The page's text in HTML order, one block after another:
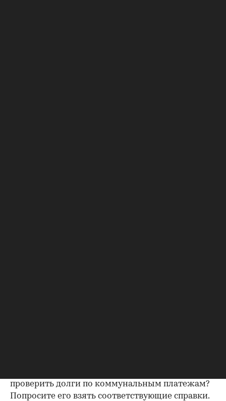
проверить долги по коммунальным платежам?
Попросите его взять соответствующие справки.